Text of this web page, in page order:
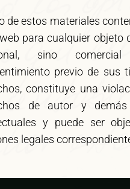
de estos materiales
para cualquier objeto
sino
previo de sus
constituye una
de autor y demás
y puede ser
legales